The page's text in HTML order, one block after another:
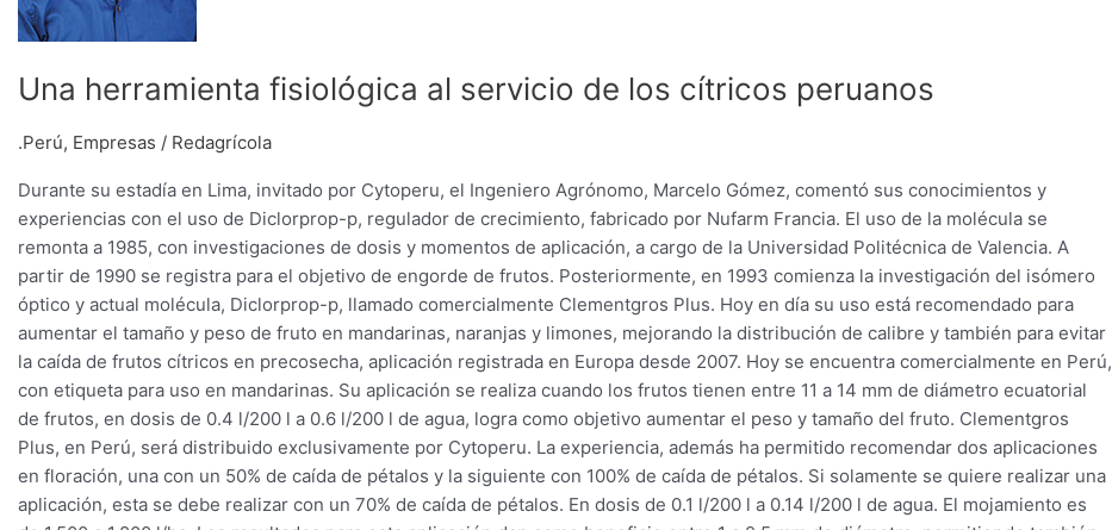
Una herramienta fisiológica al servicio de los cítricos peruanos
.Perú, Empresas / Redagrícola
Durante su estadía en Lima, invitado por Cytoperu, el Ingeniero Agrónomo, Marcelo Gómez, comentó sus conocimientos y
experiencias con el uso de Diclorprop-p, regulador de crecimiento, fabricado por Nufarm Francia. El uso de la molécula se
remonta a 1985, con investigaciones de dosis y momentos de aplicación, a cargo de la Universidad Politécnica de Valencia. A
partir de 1990 se registra para el objetivo de engorde de frutos. Posteriormente, en 1993 comienza la investigación del isómero
óptico y actual molécula, Diclorprop-p, llamado comercialmente Clementgros Plus. Hoy en día su uso está recomendado para
aumentar el tamaño y peso de fruto en mandarinas, naranjas y limones, mejorando la distribución de calibre y también para evitar
la caída de frutos cítricos en precosecha, aplicación registrada en Europa desde 2007. Hoy se encuentra comercialmente en Perú,
con etiqueta para uso en mandarinas. Su aplicación se realiza cuando los frutos tienen entre 11 a 14 mm de diámetro ecuatorial
de frutos, en dosis de 0.4 l/200 l a 0.6 l/200 l de agua, logra como objetivo aumentar el peso y tamaño del fruto. Clementgros
Plus, en Perú, será distribuido exclusivamente por Cytoperu. La experiencia, además ha permitido recomendar dos aplicaciones
en floración, una con un 50% de caída de pétalos y la siguiente con 100% de caída de pétalos. Si solamente se quiere realizar una
aplicación, esta se debe realizar con un 70% de caída de pétalos. En dosis de 0.1 l/200 l a 0.14 l/200 l de agua. El mojamiento es
cítricos
peruanos